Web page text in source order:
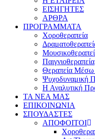
ΕΙΣΗΓΗΤΕΣ
ΑΡΘΡΑ
ΠΡΟΓΡΑΜΜΑΤΑ
Χοροθεραπεία
Παιγνιοθεραπεία
Θεραπεία Μέσω
Ψυχοδυναμική
Η Αναλυτική
ΤΑ ΝΕΑ ΜΑΣ
ΕΠΙΚΟΙΝΩΝΙΑ
ΣΠΟΥΔΑΣΤΕΣ
ΑΠΟΦΟΙΤΟΙ